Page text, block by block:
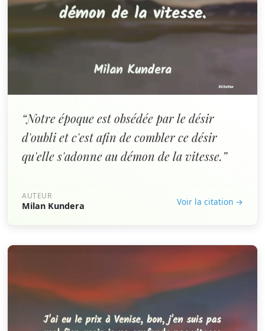
“Notre époque est obsédée par le désir
d'oubli et c'est afin de combler ce désir
qu'elle s'adonne au démon de la vitesse.”
AUTEUR
Milan Kundera Voir la citation →